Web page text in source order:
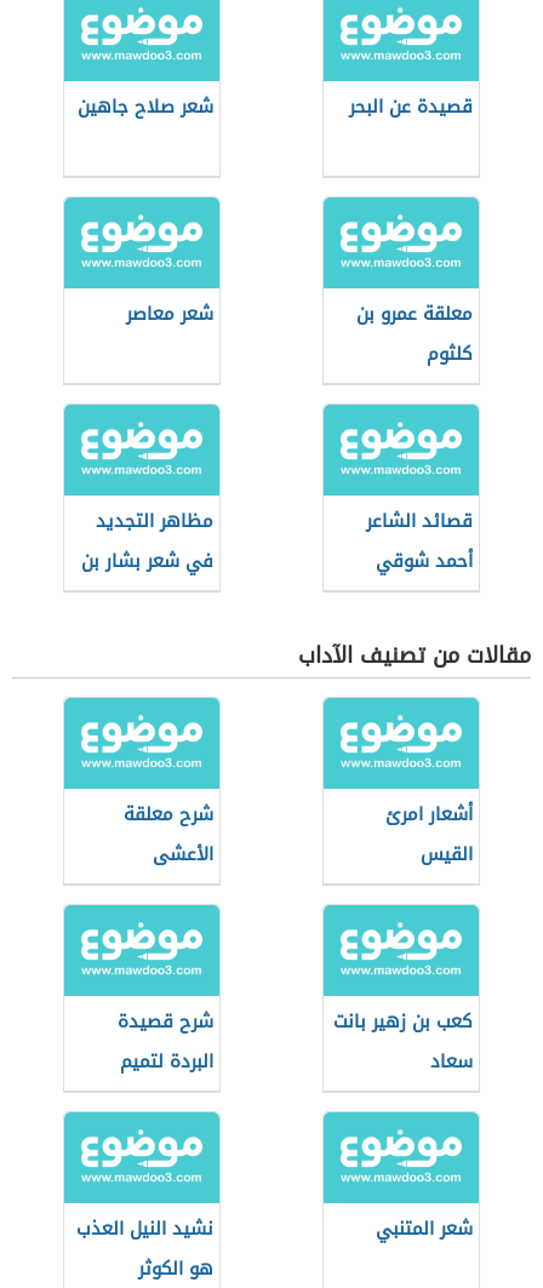
قصيدة عن البحر شعر صلاح جاهين
معلقة عمرو بن
كلثوم
شعر معاصر
قصائد الشاعر
أحمد شوقي
مظاهر التجديد
في شعر بشار بن
برد
مقالات من تصنيف الآداب
أشعار امرئ
القيس
شرح معلقة
الأعشى
كعب بن زهير بانت
سعاد
شرح قصيدة
البردة لتميم
البرغوثي
شعر المتنبي
نشيد النيل العذب
هو الكوثر